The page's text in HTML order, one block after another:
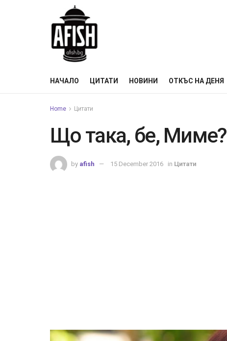
НАЧАЛО ЦИТАТИ НОВИНИ ОТКЪС НА ДЕНЯ
Home Цитати
Що така, бе, Миме?
by afish 15 December 2016 in Цитати